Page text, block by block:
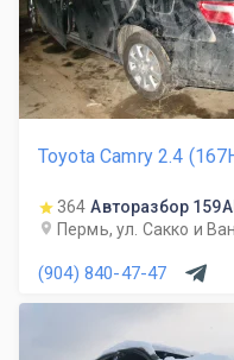
Toyota Camry 2.4
364 Авторазбор
Пермь, ул. Сакко и
(904) 840-47-47